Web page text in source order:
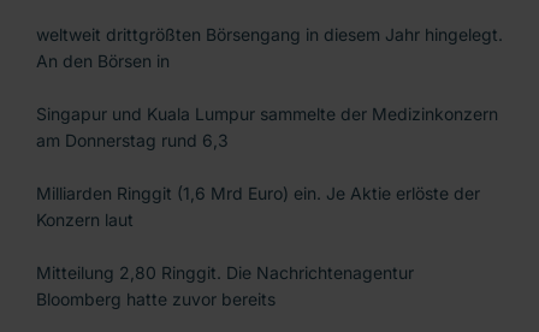
weltweit drittgrößten Börsengang in diesem Jahr hingelegt.
An den Börsen in
Singapur und Kuala Lumpur sammelte der Medizinkonzern
am Donnerstag rund 6,3
Milliarden Ringgit (1,6 Mrd Euro) ein. Je Aktie erlöste der
Konzern laut
Mitteilung 2,80 Ringgit. Die Nachrichtenagentur
Bloomberg hatte zuvor bereits